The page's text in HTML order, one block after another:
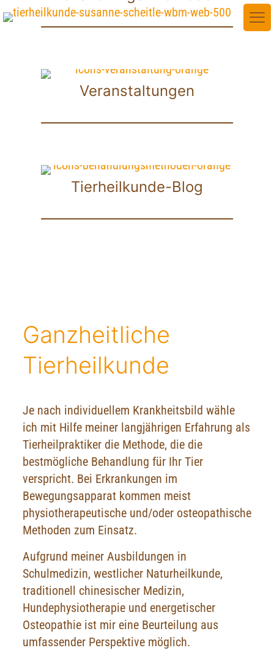
Veranstaltungen
Tierheilkunde-Blog
Ganzheitliche
Tierheilkunde
Je nach individuellem Krankheitsbild wähle
ich mit Hilfe meiner langjährigen Erfahrung als
Tierheilpraktiker die Methode, die die
bestmögliche Behandlung für Ihr Tier
verspricht. Bei Erkrankungen im
Bewegungsapparat kommen meist
physiotherapeutische und/oder osteopathische
Methoden zum Einsatz.
Aufgrund meiner Ausbildungen in
Schulmedizin, westlicher Naturheilkunde,
traditionell chinesischer Medizin,
Hundephysiotherapie und energetischer
Osteopathie ist mir eine Beurteilung aus
umfassender Perspektive möglich.